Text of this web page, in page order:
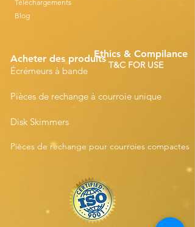
Téléchargements
Blog
Acheter des produits
Écrémeurs à bande
Ethics & Compilance
T&C FOR USE
Pièces de rechange à courroie unique
Disk Skimmers
Pièces de rechange pour courroies compactes